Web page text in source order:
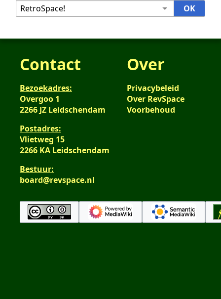
Contact
Bezoekadres:
Overgoo 1
2266 JZ Leidschendam
Postadres:
Vlietweg 15
2266 KA Leidschendam
Bestuur:
board@revspace.nl
Over
Privacybeleid
Over RevSpace
Voorbehoud